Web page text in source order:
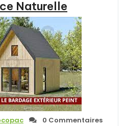
:
Harmonie
et
Authenticité
au
Cœur
de
la
Nature »
Naturelle
0 Commentaires